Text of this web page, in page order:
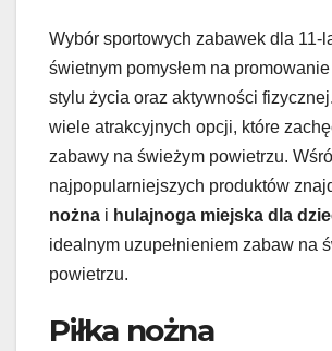
Wybór sportowych zabawek dla 11-
świetnym pomysłem na
stylu życia oraz aktywności
wiele atrakcyjnych opcji, które
zabawy na świeżym powietrzu.
najpopularniejszych produktów
nożna i hulajnoga miejska dla
idealnym uzupełnieniem zabaw na
powietrzu.
Piłka nożna